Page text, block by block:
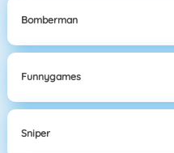
Bomberman
Funnygames
Sniper